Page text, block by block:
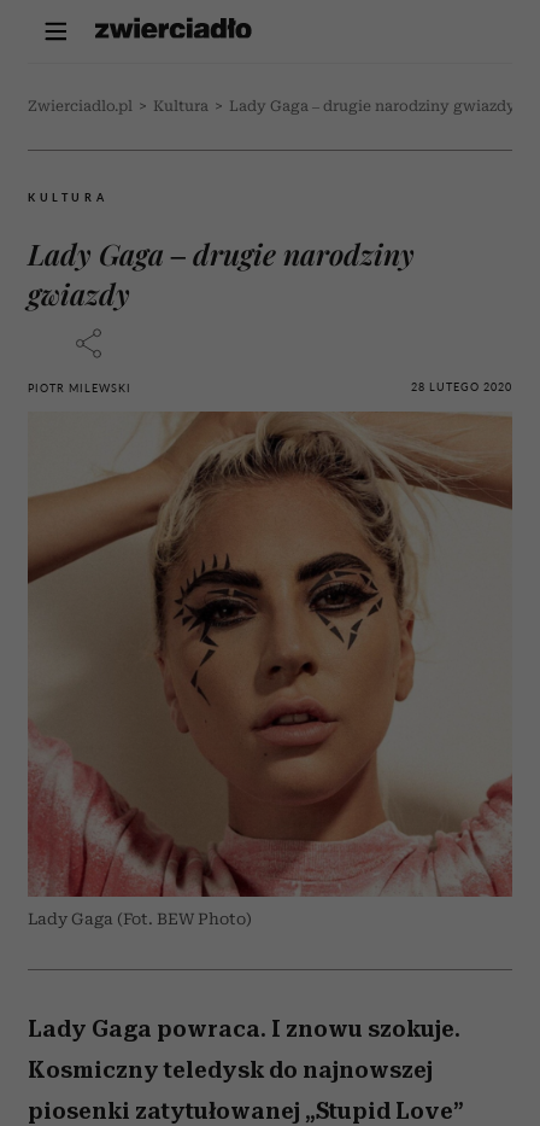
Zwierciadlo.pl > Kultura > Lady Gaga – drugie narodziny gwiazdy
KULTURA
Lady Gaga – drugie narodziny
gwiazdy
PIOTR MILEWSKI 28 LUTEGO 2020
Lady Gaga (Fot. BEW Photo)
Lady Gaga powraca. I znowu szokuje.
Kosmiczny teledysk do najnowszej
piosenki zatytułowanej „Stupid Love”